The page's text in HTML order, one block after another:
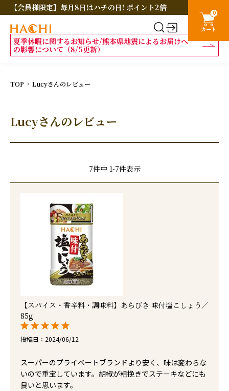
【会員様限定】毎月8日はハチの日! ポイント2倍
夏季休暇に関するお知らせ/熊本県地震によるお届けへ
の影響について（8/5更新）
0
カート
TOP Lucyさんのレビュー
Lucyさんのレビュー
7件中 1-7件表示
【スパイス・香辛料・調味料】あらびき 味付塩こしょう／
85g
投稿日 2024/06/12
スーパーのプライベートブランドより安く、味は変わらな
いので重宝しています。胡椒が粗挽きでステーキなどにも
良いと思います。